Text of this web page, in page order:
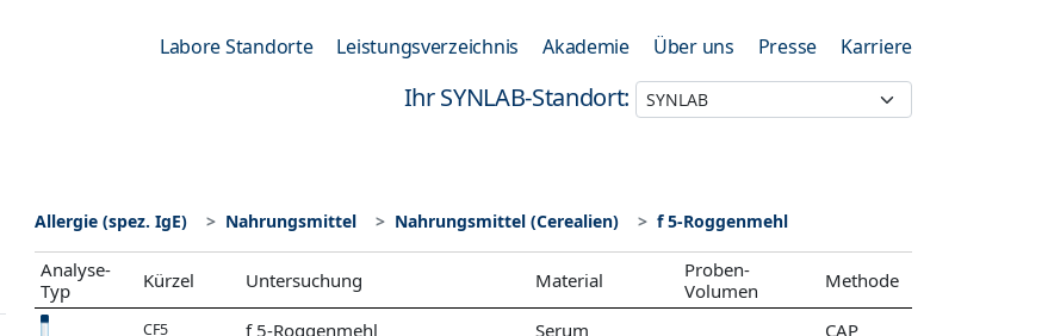
Labore Standorte Leistungsverzeichnis Akademie Über uns Presse Karriere
Ihr SYNLAB-Standort:
Allergie (spez. IgE) Nahrungsmittel Nahrungsmittel (Cerealien) f 5-Roggenmehl
Analyse-
Typ
Kürzel Untersuchung Material
Proben-
Volumen
Methode
CF5 f 5-Roggenmehl Serum CAP